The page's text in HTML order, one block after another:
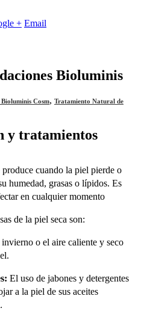
+ Email
Bioluminis
Cosm, Tratamiento Natural de
y tratamientos
cuando la piel pierde o
humedad, grasas o lípidos. Es
en cualquier momento
de la piel seca son:
o el aire caliente y seco
El uso de jabones y detergentes
a la piel de sus aceites